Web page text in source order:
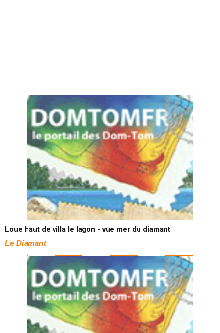
Loue haut de villa le lagon - vue mer du diamant
Le Diamant